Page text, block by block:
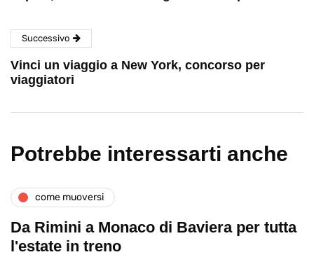
Successivo
Vinci un viaggio a New York, concorso per
viaggiatori
Potrebbe interessarti anche
come muoversi
Da Rimini a Monaco di Baviera per tutta
l'estate in treno